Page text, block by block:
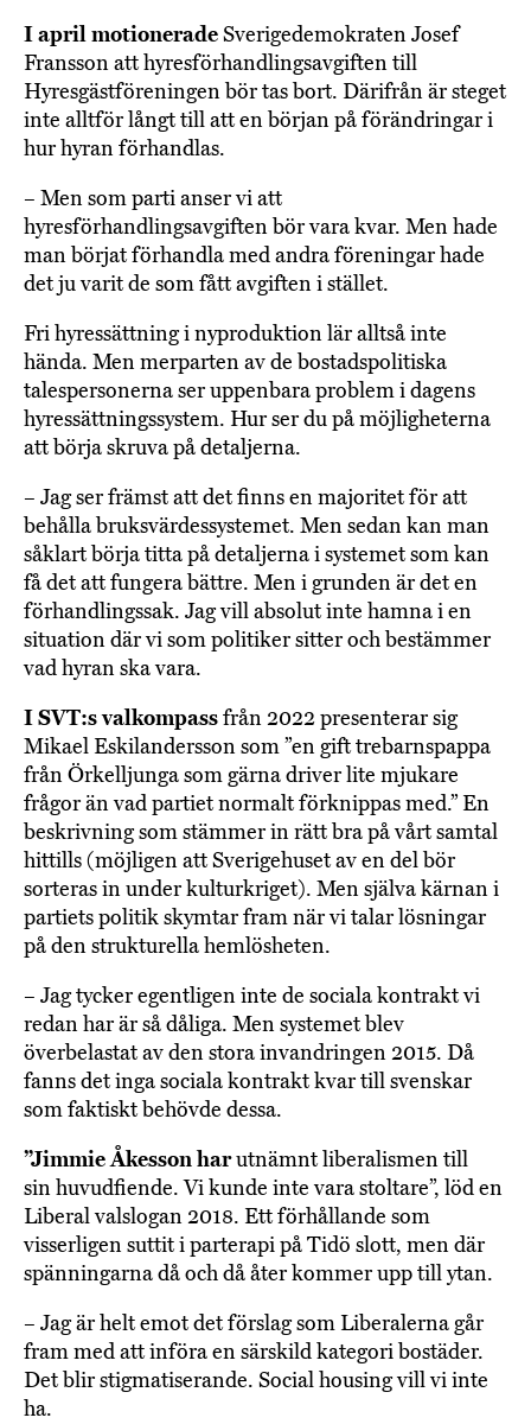
I april motioneradeSverigedemokraten Josef
Fransson att hyresförhandlingsavgiften till
Hyresgästföreningen bör tas bort. Därifrån är steget
inte alltför långt till att en början på förändringar i
hur hyran förhandlas.
– Men som parti anser vi att
hyresförhandlingsavgiften bör vara kvar. Men hade
man börjat förhandla med andra föreningar hade
det ju varit de som fått avgiften i stället.
Fri hyressättning i nyproduktion lär alltså inte
hända. Men merparten av de bostadspolitiska
talespersonerna ser uppenbara problem i dagens
hyressättningssystem. Hur ser du på möjligheterna
att börja skruva på detaljerna.
– Jag ser främst att det finns en majoritet för att
behålla bruksvärdessystemet. Men sedan kan man
såklart börja titta på detaljerna i systemet som kan
få det att fungera bättre. Men i grunden är det en
förhandlingssak. Jag vill absolut inte hamna i en
situation där vi som politiker sitter och bestämmer
vad hyran ska vara.
I SVT:s valkompassfrån 2022 presenterar sig
Mikael Eskilandersson som ”en gift trebarnspappa
från Örkelljunga som gärna driver lite mjukare
frågor än vad partiet normalt förknippas med.” En
beskrivning som stämmer in rätt bra på vårt samtal
hittills (möjligen att Sverigehuset av en del bör
sorteras in under kulturkriget). Men själva kärnan i
partiets politik skymtar fram när vi talar lösningar
på den strukturella hemlösheten.
– Jag tycker egentligen inte de sociala kontrakt vi
redan har är så dåliga. Men systemet blev
överbelastat av den stora invandringen 2015. Då
fanns det inga sociala kontrakt kvar till svenskar
som faktiskt behövde dessa.
”Jimmie Åkesson harutnämnt liberalismen till
sin huvudfiende. Vi kunde inte vara stoltare”, löd en
Liberal valslogan 2018. Ett förhållande som
visserligen suttit i parterapi på Tidö slott, men där
spänningarna då och då åter kommer upp till ytan.
– Jag är helt emot det förslag som Liberalerna går
fram med att införa en särskild kategori bostäder.
Det blir stigmatiserande. Social housing vill vi inte
ha.